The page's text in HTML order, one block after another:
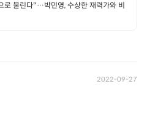
로 불린다"…박민영, 수상한 재력가와 비
2022-09-27